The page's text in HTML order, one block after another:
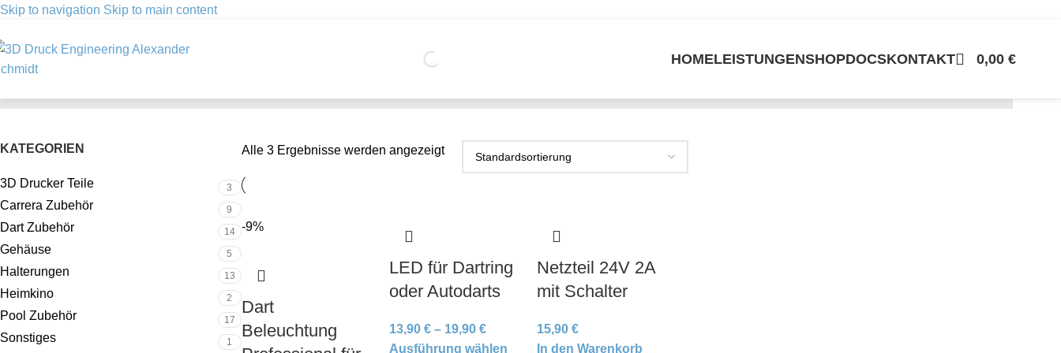
Skip to navigation Skip to main content
HOMELEISTUNGENSHOPDOCSKONTAKT 0,00 €
KATEGORIEN
3D Drucker Teile 3
Carrera Zubehör 9
Dart Zubehör 14
Gehäuse 5
Halterungen 13
Heimkino 2
Pool Zubehör 17
Sonstiges 1
Alle 3 Ergebnisse werden angezeigt
-9%
Dart
Beleuchtung
LED für Dartring
oder Autodarts
13,90 €– 19,90 €
Ausführung wählen
Netzteil 24V 2A
mit Schalter
15,90€
In den Warenkorb